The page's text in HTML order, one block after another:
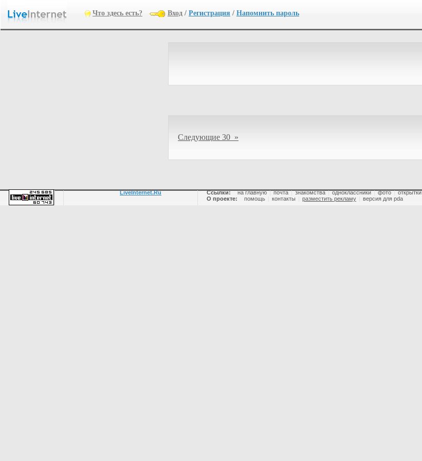
Что здесь есть? Вход / Регистрация / Напомнить пароль
Следующие 30 »
LiveInternet.Ru Ссылки: на главную | почта | знакомства | одноклассники | фото | открытки
О проекте:
помощь контакты разместить рекламу версия для pda